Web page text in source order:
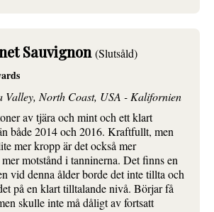
Sauvignon(Slutsåld)
Valley, North Coast, USA - Kalifornien
av tjära och mint och ett klart
både 2014 och 2016. Kraftfullt, men
mer kropp är det också mer
motstånd i tanninerna. Det finns en
vid denna ålder borde det inte tillta och
på en klart tilltalande nivå. Börjar få
skulle inte må dåligt av fortsatt